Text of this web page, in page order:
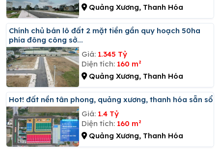
Quảng Xương, Thanh Hóa
Chính chủ bán lô đất 2 mặt tiền gần quy hoạch 50ha
phía đông công sở...
Giá: 1.345 Tỷ
Diện tích: 160 m²
Quảng Xương, Thanh Hóa
Hot! đất nền tân phong, quảng xương, thanh hóa sẵn sổ
Giá: 1.4 Tỷ
Diện tích: 160 m²
Quảng Xương, Thanh Hóa